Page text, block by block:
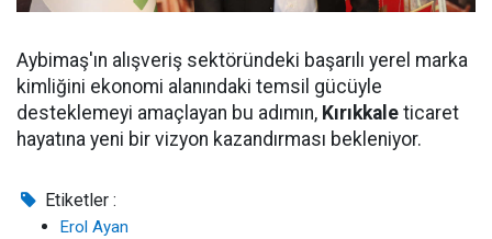
Aybimaş'ın alışveriş sektöründeki başarılı yerel marka
kimliğini ekonomi alanındaki temsil gücüyle
desteklemeyi amaçlayan bu adımın, Kırıkkale ticaret
hayatına yeni bir vizyon kazandırması bekleniyor.
Etiketler :
Erol Ayan